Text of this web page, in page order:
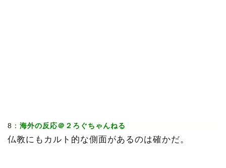
8： 海外の反応＠２ろぐちゃんねる
仏教にもカルト的な側面があるのは確かだ。